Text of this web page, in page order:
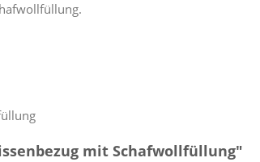
mit Schafwollfüllung"